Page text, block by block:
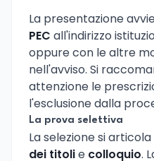
La presentazione
PEC all'indirizzo
oppure con le altre
nell'avviso. Si
attenzione le
l'esclusione dalla
La prova selettiva
La selezione si articola
dei titolie colloquio.